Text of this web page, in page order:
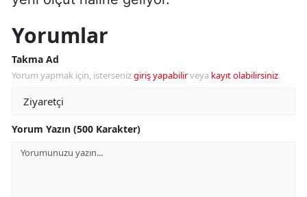
Yorumlar
Takma Ad
Yorum yapmak için, istersenizgiriş yapabilirveya kayıt olabilirsiniz.
Yorum Yazın (500 Karakter)